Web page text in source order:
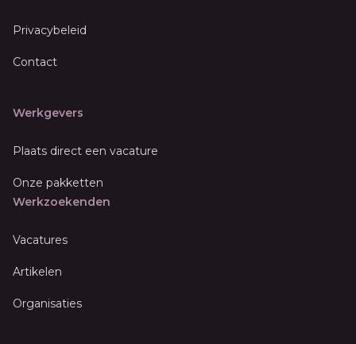
Privacybeleid
Contact
Werkgevers
Plaats direct een vacature
Onze pakketten
Werkzoekenden
Vacatures
Artikelen
Organisaties